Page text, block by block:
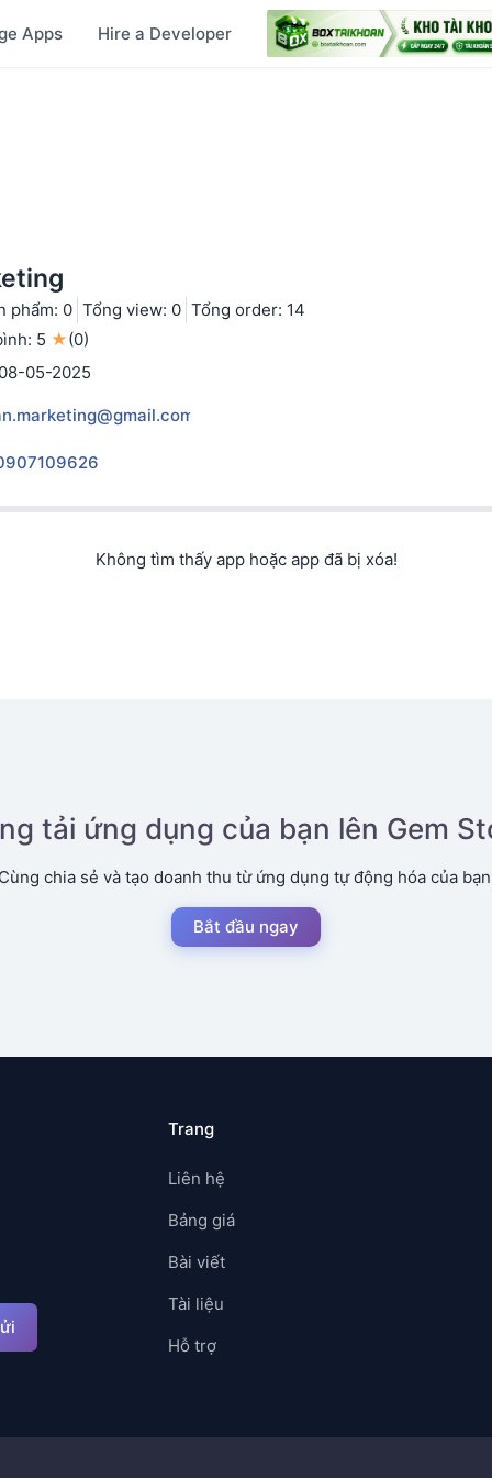
Apps Hire a Developer
phẩm: 0 Tổng view: 0 Tổng order: 14
5 ★(0)
05-2025
Không tìm thấy app hoặc app đã bị xóa!
tải ứng dụng của bạn lên Gem
chia sẻ và tạo doanh thu từ ứng dụng tự động hóa của
Bắt đầu ngay
Trang
Liên hệ
Bảng giá
Bài viết
Tài liệu
Hỗ trợ